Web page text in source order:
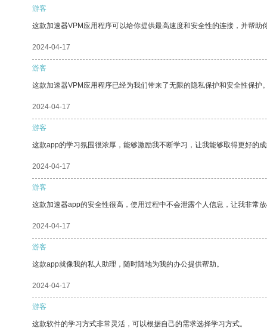
游客
这款加速器VPM应用程序可以给你提供最高速度和安全性的连接，并帮助
2024-04-17
游客
这款加速器VPM应用程序已经为我们带来了无限的隐私保护和安全性保护
2024-04-17
游客
这款app的学习氛围很浓厚，能够激励我不断学习，让我能够取得更好的
2024-04-17
游客
这款加速器app的安全性很高，使用过程中不会泄露个人信息，让我非常
2024-04-17
游客
这款app就像我的私人助理，随时随地为我的办公提供帮助。
2024-04-17
游客
这款软件的学习方式非常灵活，可以根据自己的需求选择学习方式。